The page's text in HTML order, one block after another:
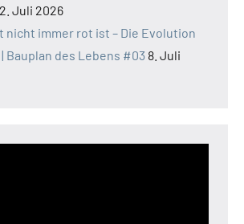
Juli 2026
nicht immer rot ist – Die Evolution
Bauplan des Lebens #03 8. Juli